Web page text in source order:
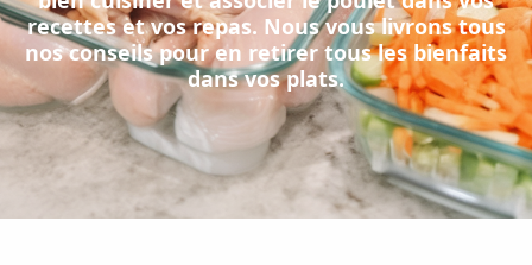
recettes et vos repas. Nous vous livrons tous
nos conseils pour en retirer tous les bienfaits
dans vos plats.